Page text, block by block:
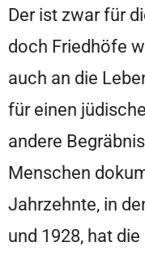
Der ist zwar für
doch Friedhöfe
auch an die
für einen
andere
Menschen
Jahrzehnte, in
und 1928, hat